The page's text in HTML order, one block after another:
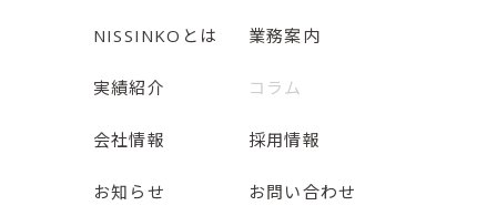
NISSINKOとは 業務案内
実績紹介 コラム
会社情報 採用情報
お知らせ お問い合わせ